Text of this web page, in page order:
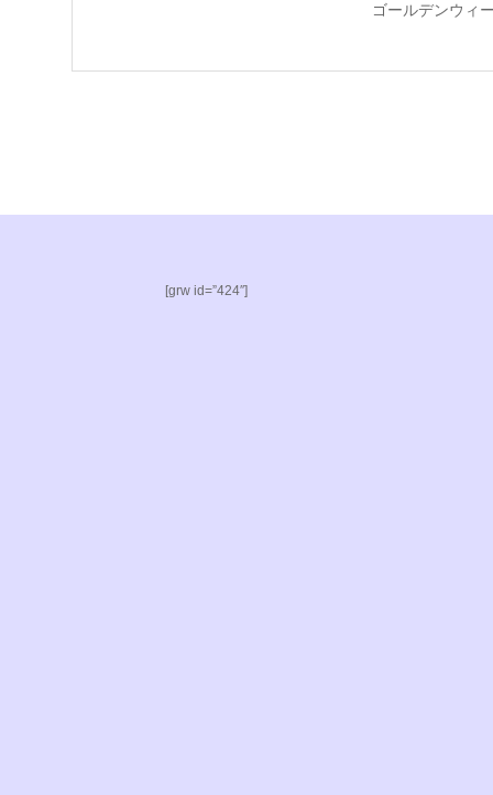
ゴールデンウィ
[grw id=”424″]